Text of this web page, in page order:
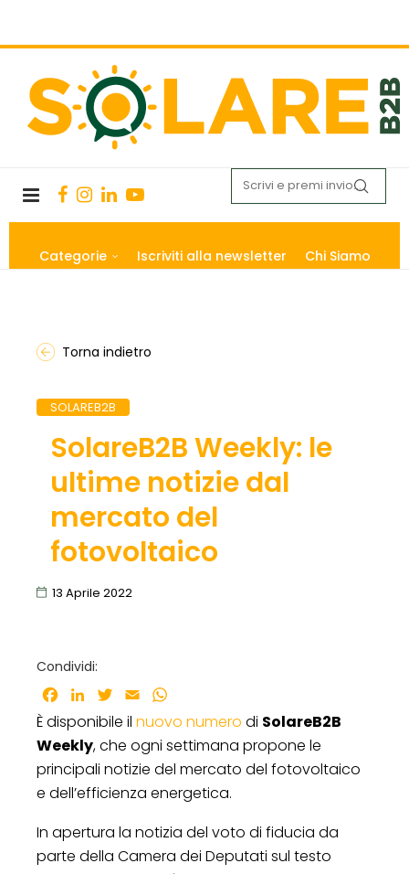
Categorie Iscriviti alla newsletter Chi Siamo
Torna indietro
SOLAREB2B
SolareB2B Weekly: le
ultime notizie dal
mercato del
fotovoltaico
13 Aprile 2022
Condividi:
Facebook
LinkedInTwitter
Email
È disponibile il nuovo numero di SolareB2B
Weekly, che ogni settimana propone le
principali notizie del mercato del fotovoltaico
e dell’efficienza energetica.
In apertura la notizia del voto di fiducia da
parte della Camera dei Deputati sul testo